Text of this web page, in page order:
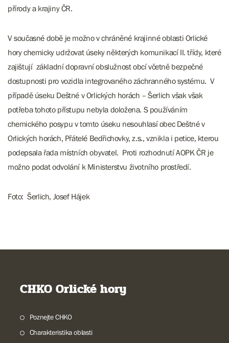
přírody a krajiny ČR.
V současné době je možno v chráněné krajinné oblasti Orlické
hory chemicky udržovat úseky některých komunikací II. třídy, které
zajištují základní dopravní obslužnost obcí včetně bezpečné
dostupnosti pro vozidla integrovaného záchranného systému. V
případě úseku Deštné v Orlických horách – Šerlich však však
potřeba tohoto přístupu nebyla doložena. S používáním
chemického posypu v tomto úseku nesouhlasí obec Deštné v
Orlických horách, Přátelé Bedřichovky, z.s., vznikla i petice, kterou
podepsala řada místních obyvatel. Proti rozhodnutí AOPK ČR je
možno podat odvolání k Ministerstvu životního prostředí.
Foto: Šerlich, Josef Hájek
CHKO Orlické hory
Poznejte CHKO
Charakteristika oblasti